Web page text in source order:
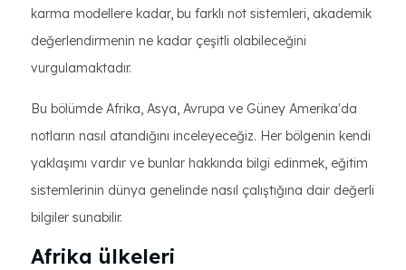
karma modellere kadar, bu farklı not sistemleri, akademik
değerlendirmenin ne kadar çeşitli olabileceğini
vurgulamaktadır.
Bu bölümde Afrika, Asya, Avrupa ve Güney Amerika'da
notların nasıl atandığını inceleyeceğiz. Her bölgenin kendi
yaklaşımı vardır ve bunlar hakkında bilgi edinmek, eğitim
sistemlerinin dünya genelinde nasıl çalıştığına dair değerli
bilgiler sunabilir.
Afrika ülkeleri